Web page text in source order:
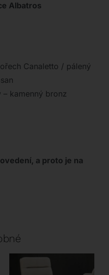
Albatros
Canaletto / pálený
kamenný bronz
a proto je na